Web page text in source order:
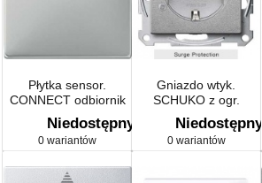
Płytka sensor.
CONNECT odbiornik
radiowy do
mechanizmu ściemn.
Niedostępny
0 wariantów
Gniazdo wtyk.
SCHUKO z ogr.
przepięć i p.opis.
Niedostępny
0 wariantów